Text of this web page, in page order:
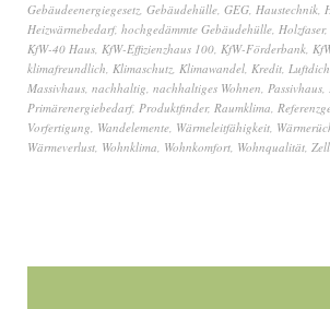
Gebäudeenergiegesetz, Gebäudehülle, GEG, Haustechnik,
Heizwärmebedarf, hochgedämmte Gebäudehülle, Holzfaser,
KfW-40 Haus, KfW-Effizienzhaus 100, KfW-Förderbank,
klimafreundlich, Klimaschutz, Klimawandel, Kredit,
Massivhaus, nachhaltig, nachhaltiges Wohnen, Passivhaus,
Primärenergiebedarf, Produktfinder, Raumklima,
Vorfertigung, Wandelemente, Wärmeleitfähigkeit,
Wärmeverlust, Wohnklima, Wohnkomfort, Wohnqualität,